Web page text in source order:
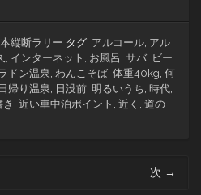
縦断ラリー タグ: アルコール アル
インターネット お風呂 サバ ビー
ドン温泉 わんこそば 体重40kg 何
日帰り温泉 日没前 明るいうち 時代
近い車中泊ポイント 近く
道の
次 →